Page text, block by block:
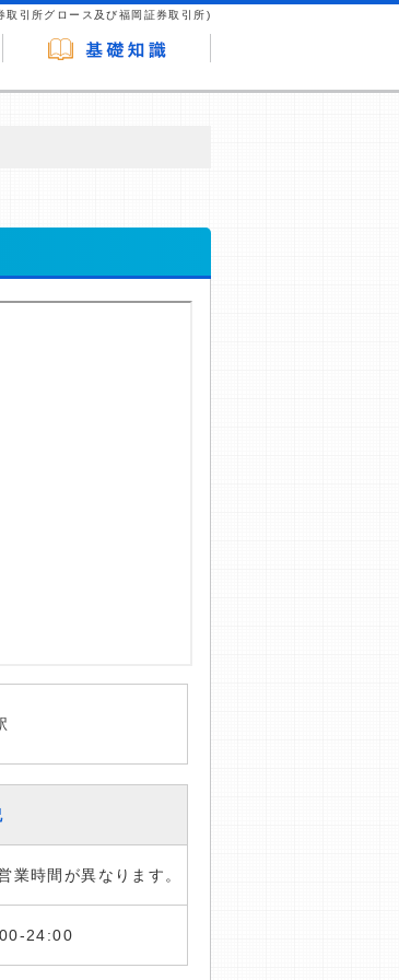
引所グロース及び福岡証券取引所)
時間が異なります。
24:00